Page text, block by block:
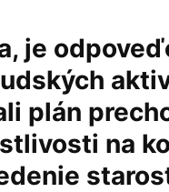
je
plán
na